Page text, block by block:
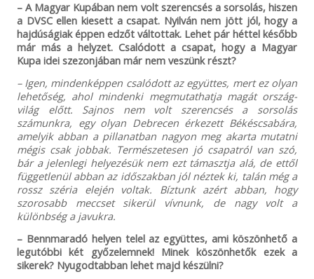
– A Magyar Kupában nem volt szerencsés a sorsolás, hiszen
a DVSC ellen kiesett a csapat. Nyilván nem jött jól, hogy a
hajdúságiak éppen edzőt váltottak. Lehet pár héttel később
már más a helyzet. Csalódott a csapat, hogy a Magyar
Kupa idei szezonjában már nem veszünk részt?
– Igen, mindenképpen csalódott az együttes, mert ez olyan
lehetőség, ahol mindenki megmutathatja magát ország-
világ előtt. Sajnos nem volt szerencsés a sorsolás
számunkra, egy olyan Debrecen érkezett Békéscsabára,
amelyik abban a pillanatban nagyon meg akarta mutatni
mégis csak jobbak. Természetesen jó csapatról van szó,
bár a jelenlegi helyezésük nem ezt támasztja alá, de ettől
függetlenül abban az időszakban jól néztek ki, talán még a
rossz széria elején voltak. Bíztunk azért abban, hogy
szorosabb meccset sikerül vívnunk, de nagy volt a
különbség a javukra.
– Bennmaradó helyen telel az együttes, ami köszönhető a
legutóbbi két győzelemnek! Minek köszönhetők ezek a
sikerek? Nyugodtabban lehet majd készülni?